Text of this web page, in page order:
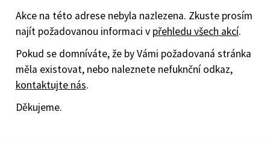
Akce na této adrese nebyla nazlezena. Zkuste prosím
najít požadovanou informaci v přehledu všech akcí.
Pokud se domníváte, že by Vámi požadovaná stránka
měla existovat, nebo naleznete nefuknční odkaz,
kontaktujte nás.
Děkujeme.